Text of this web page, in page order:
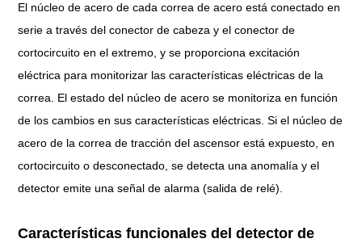
El núcleo de acero de cada correa de acero está conectado en
serie a través del conector de cabeza y el conector de
cortocircuito en el extremo, y se proporciona excitación
eléctrica para monitorizar las características eléctricas de la
correa. El estado del núcleo de acero se monitoriza en función
de los cambios en sus características eléctricas. Si el núcleo de
acero de la correa de tracción del ascensor está expuesto, en
cortocircuito o desconectado, se detecta una anomalía y el
detector emite una señal de alarma (salida de relé).
Características funcionales del detector de